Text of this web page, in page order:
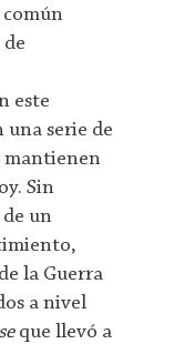
común
este
una serie de
mantienen
Sin
un
la Guerra
a nivel
que llevó a